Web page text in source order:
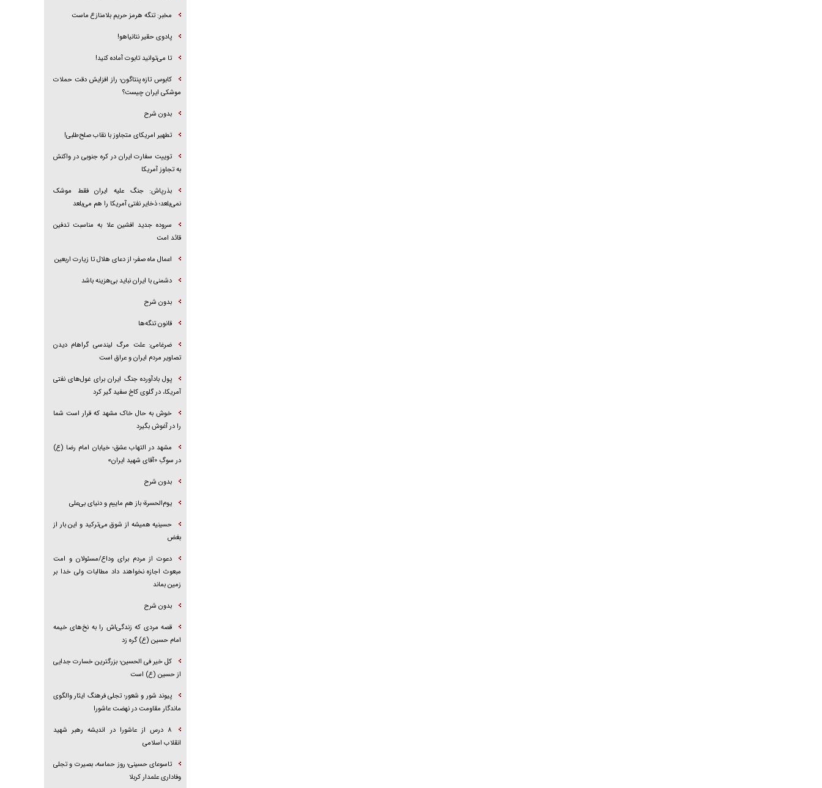
مخبر: تنگه هرمز حریم بلامنازع ماست
پادوی حقیر نتانیاهو!
تا می‌توانید تابوت آماده کنید!
کابوس تازه پنتاگون؛ راز افزایش دقت حملات
موشکی ایران چیست؟
بدون شرح
تطهیر امریکای متجاوز با نقاب صلح‌طلبی!
توییت سفارت ایران در کره جنوبی در واکنش
به تجاوز آمریکا
بذرپاش: ‏جنگ علیه ایران فقط موشک
نمی‌بلعد؛ ذخایر نفتی آمریکا را هم می‌بلعد
سروده جدید افشین علا به مناسبت تدفین
قائد امت
اعمال ماه صفر؛ از دعای هلال تا زیارت اربعین
دشمنی با ایران نباید بی‌هزینه باشد
بدون شرح
قانون تنگه‌ها
ضرغامی: علت مرگ لیندسی گراهام دیدن
تصاویر مردم ایران و عراق است
پول بادآورده جنگ ایران برای غول‌های نفتی
آمریکا، در گلوی کاخ سفید گیر کرد
خوش به حال خاک مشهد که قرار است شما
را در آغوش بگیرد
مشهد در التهاب عشق؛ خیابان امام رضا (ع)
در سوگِ «آقای شهید ایران»
بدون شرح
یوم‌الحسرة؛ باز هم ماییم و دنیای بی‌علی
حسینیه همیشه از شوق می‌ترکید و این بار از
بغض
دعوت از مردم برای وداع/مسئولان و امت
مبعوث اجازه نخواهند داد مطالبات ولی خدا بر
زمین بماند
بدون شرح
قصه مردی که زندگی‌اش را به نخ‌های خیمه
امام حسین (ع) گره زد
کل خیر فی الحسین؛ بزرگترین خسارت جدایی
از حسین (ع) است
پیوند شور و شعور؛ تجلی فرهنگ ایثار والگوی
ماندگار مقاومت در نهضت عاشورا
۸ درس از عاشورا در اندیشه رهبر شهید
انقلاب اسلامی
تاسوعای حسینی؛ روز حماسه، بصیرت و تجلی
وفاداری علمدار کربلا